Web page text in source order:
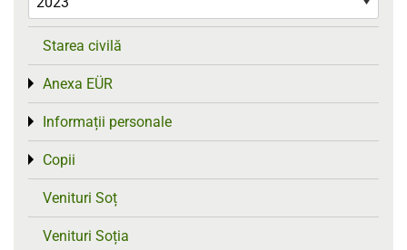
Starea civilă
Anexa EÜR
Toggle menu
Informații personale
Toggle menu
Copii
Toggle menu
Venituri Soț
Venituri Soția